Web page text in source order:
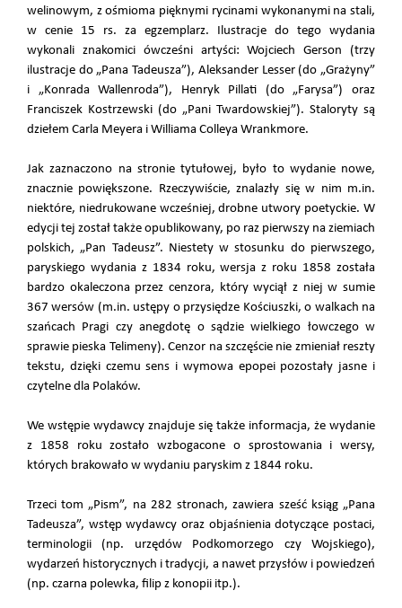
welinowym, z ośmioma pięknymi rycinami wykonanymi na stali,
w cenie 15 rs. za egzemplarz. Ilustracje do tego wydania
wykonali znakomici ówcześni artyści: Wojciech Gerson (trzy
ilustracje do „Pana Tadeusza”), Aleksander Lesser (do „Grażyny”
i „Konrada Wallenroda”), Henryk Pillati (do „Farysa”) oraz
Franciszek Kostrzewski (do „Pani Twardowskiej”). Staloryty są
dziełem Carla Meyera i Williama Colleya Wrankmore.
Jak zaznaczono na stronie tytułowej, było to wydanie nowe,
znacznie powiększone. Rzeczywiście, znalazły się w nim m.in.
niektóre, niedrukowane wcześniej, drobne utwory poetyckie. W
edycji tej został także opublikowany, po raz pierwszy na ziemiach
polskich, „Pan Tadeusz”. Niestety w stosunku do pierwszego,
paryskiego wydania z 1834 roku, wersja z roku 1858 została
bardzo okaleczona przez cenzora, który wyciął z niej w sumie
367 wersów (m.in. ustępy o przysiędze Kościuszki, o walkach na
szańcach Pragi czy anegdotę o sądzie wielkiego łowczego w
sprawie pieska Telimeny). Cenzor na szczęście nie zmieniał reszty
tekstu, dzięki czemu sens i wymowa epopei pozostały jasne i
czytelne dla Polaków.
We wstępie wydawcy znajduje się także informacja, że wydanie
z 1858 roku zostało wzbogacone o sprostowania i wersy,
których brakowało w wydaniu paryskim z 1844 roku.
Trzeci tom „Pism”, na 282 stronach, zawiera sześć ksiąg „Pana
Tadeusza”, wstęp wydawcy oraz objaśnienia dotyczące postaci,
terminologii (np. urzędów Podkomorzego czy Wojskiego),
wydarzeń historycznych i tradycji, a nawet przysłów i powiedzeń
(np. czarna polewka, filip z konopii itp.).